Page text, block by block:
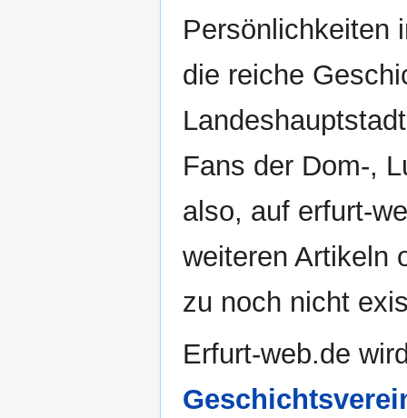
Persönlichkeiten
die reiche
Fans der Dom-,
also, auf erfurt-
weiteren Artikeln
zu noch nicht
Erfurt-web.de